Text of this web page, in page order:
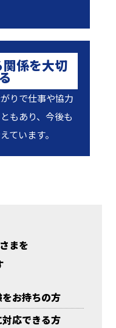
係を大切
りで仕事や協力
もあり、今後も
ています。
まを
お持ちの方
応できる方